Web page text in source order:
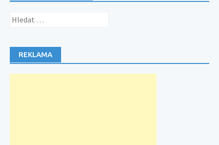
Vyhledávání
REKLAMA